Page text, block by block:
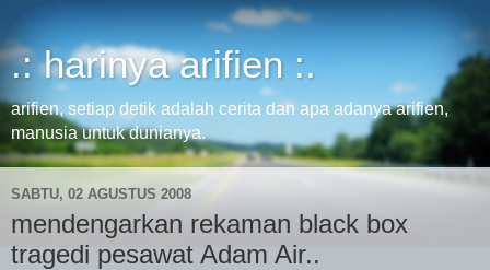
.: harinya arifien :.
arifien, setiap detik adalah cerita dan apa adanya arifien,
manusia untuk dunianya.
SABTU, 02 AGUSTUS 2008
mendengarkan rekaman black box
tragedi pesawat Adam Air..